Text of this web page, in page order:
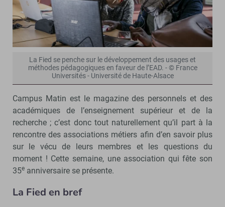
La Fied se penche sur le développement des usages et
méthodes pédagogiques en faveur de l’EAD. - © France
Universités - Université de Haute-Alsace
Campus Matin est le magazine des personnels et des
académiques de l’enseignement supérieur et de la
recherche ; c’est donc tout naturellement qu’il part à la
rencontre des associations métiers afin d’en savoir plus
sur le vécu de leurs membres et les questions du
moment ! Cette semaine, une association qui fête son
35e anniversaire se présente.
La Fied en bref